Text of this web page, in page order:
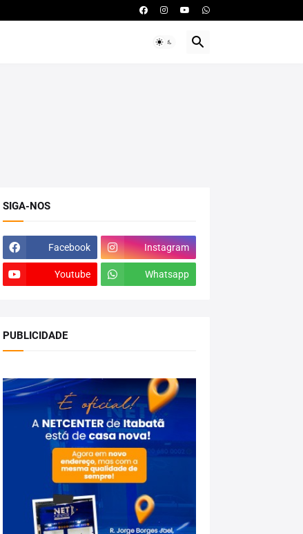
SIGA-NOS
Facebook Instagram
Youtube Whatsapp
PUBLICIDADE